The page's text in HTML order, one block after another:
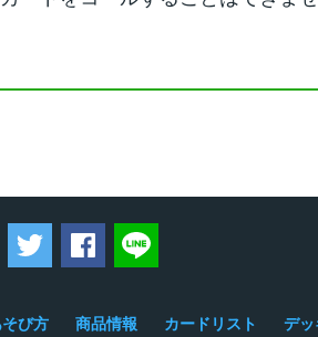
ツイートするFacebookでシェアする
び方 商品情報 カードリスト デッ